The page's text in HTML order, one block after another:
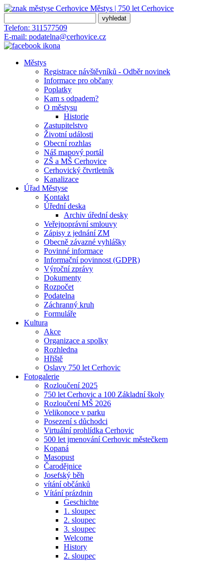
Městys | 750 let Cerhovice
Telefon: 311577509
E-mail: podatelna@cerhovice.cz
Městys
Registrace návštěvníků - Odběr novinek
Informace pro občany
Poplatky
Kam s odpadem?
O městysu
Historie
Zastupitelstvo
Životní události
Obecní rozhlas
Náš mapový portál
ZŠ a MŠ Cerhovice
Cerhovický čtvrtletník
Kanalizace
Úřad Městyse
Kontakt
Úřední deska
Archiv úřední desky
Veřejnoprávní smlouvy
Zápisy z jednání ZM
Obecně závazné vyhlášky
Povinné informace
Informační povinnost (GDPR)
Výroční zprávy
Dokumenty
Rozpočet
Podatelna
Záchranný kruh
Formuláře
Kultura
Akce
Organizace a spolky
Rozhledna
Hřiště
Oslavy 750 let Cerhovic
Fotogalerie
Rozloučení 2025
750 let Cerhovic a 100 Základní školy
Rozloučení MŠ 2026
Velikonoce v parku
Posezení s důchodci
Virtuální prohlídka Cerhovic
500 let jmenování Cerhovic městečkem
Kopaná
Masopust
Čarodějnice
Josefský běh
vítání občánků
Vítání prázdnin
Geschichte
1. sloupec
2. sloupec
3. sloupec
Welcome
History
2. sloupec